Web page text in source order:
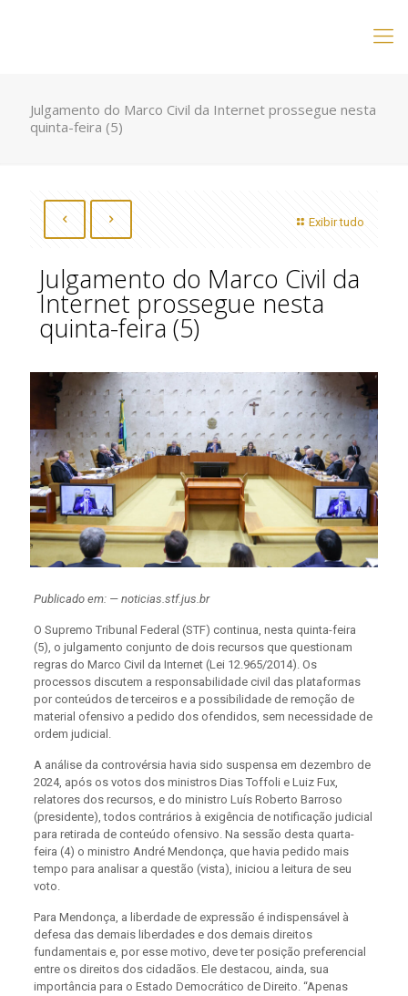
Julgamento do Marco Civil da Internet prossegue nesta
quinta-feira (5)
Exibir tudo
Julgamento do Marco Civil da
Internet prossegue nesta
quinta-feira (5)
Publicado em: — noticias.stf.jus.br
O Supremo Tribunal Federal (STF) continua, nesta quinta-feira
(5), o julgamento conjunto de dois recursos que questionam
regras do Marco Civil da Internet (Lei 12.965/2014). Os
processos discutem a responsabilidade civil das plataformas
por conteúdos de terceiros e a possibilidade de remoção de
material ofensivo a pedido dos ofendidos, sem necessidade de
ordem judicial.
A análise da controvérsia havia sido suspensa em dezembro de
2024, após os votos dos ministros Dias Toffoli e Luiz Fux,
relatores dos recursos, e do ministro Luís Roberto Barroso
(presidente), todos contrários à exigência de notificação judicial
para retirada de conteúdo ofensivo. Na sessão desta quarta-
feira (4) o ministro André Mendonça, que havia pedido mais
tempo para analisar a questão (vista), iniciou a leitura de seu
voto.
Para Mendonça, a liberdade de expressão é indispensável à
defesa das demais liberdades e dos demais direitos
fundamentais e, por esse motivo, deve ter posição preferencial
entre os direitos dos cidadãos. Ele destacou, ainda, sua
importância para o Estado Democrático de Direito. “Apenas